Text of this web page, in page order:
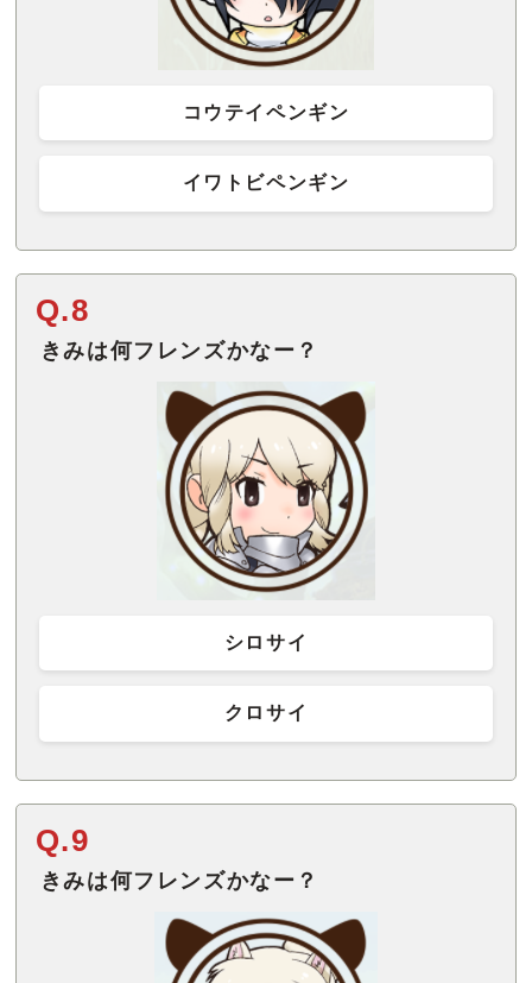
コウテイペンギン
イワトビペンギン
Q.8
きみは何フレンズかなー？
シロサイ
クロサイ
Q.9
きみは何フレンズかなー？